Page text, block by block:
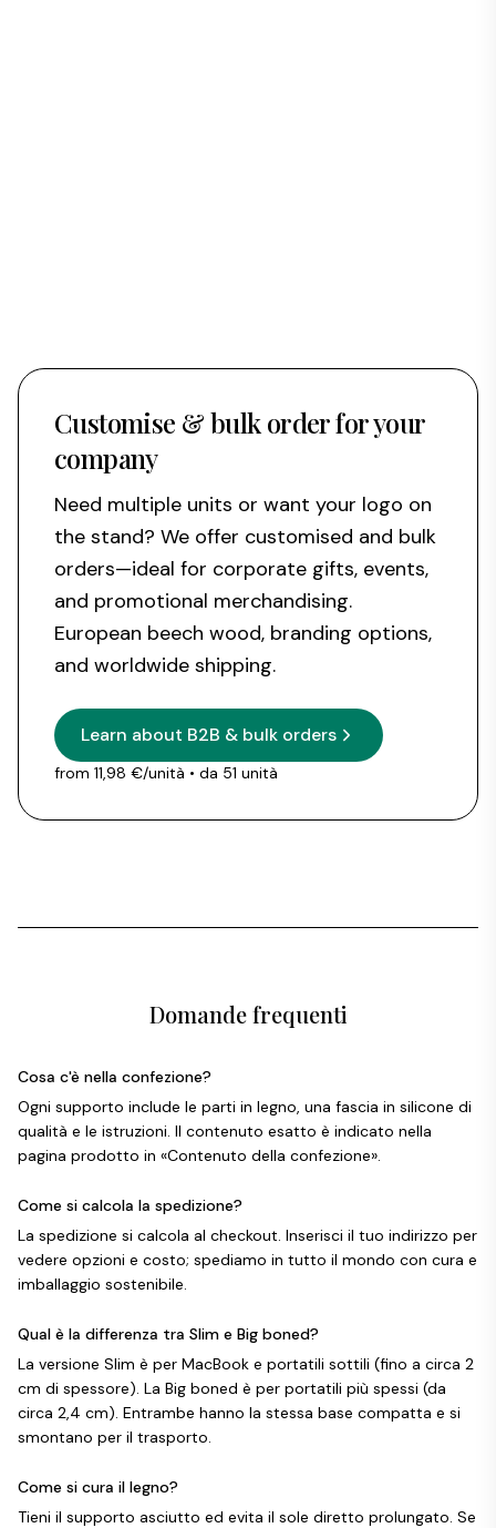
Customise & bulk order for your
company
Need multiple units or want your logo on
the stand? We offer customised and bulk
orders—ideal for corporate gifts, events,
and promotional merchandising.
European beech wood, branding options,
and worldwide shipping.
Learn about B2B & bulk orders
from 11,98 €/unità • da 51 unità
Domande frequenti
Cosa c'è nella confezione?
Ogni supporto include le parti in legno, una fascia in silicone di
qualità e le istruzioni. Il contenuto esatto è indicato nella
pagina prodotto in «Contenuto della confezione».
Come si calcola la spedizione?
La spedizione si calcola al checkout. Inserisci il tuo indirizzo per
vedere opzioni e costo; spediamo in tutto il mondo con cura e
imballaggio sostenibile.
Qual è la differenza tra Slim e Big boned?
La versione Slim è per MacBook e portatili sottili (fino a circa 2
cm di spessore). La Big boned è per portatili più spessi (da
circa 2,4 cm). Entrambe hanno la stessa base compatta e si
smontano per il trasporto.
Come si cura il legno?
Tieni il supporto asciutto ed evita il sole diretto prolungato. Se